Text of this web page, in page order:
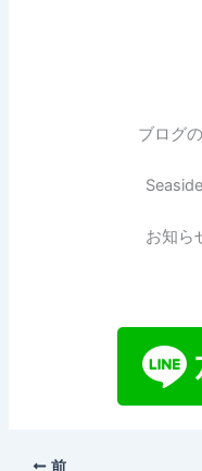
ブログ
お知ら
前